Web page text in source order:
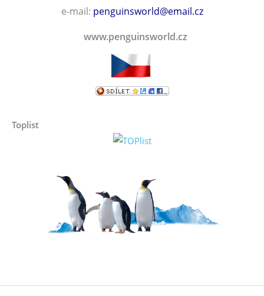
e-mail: penguinsworld@email.cz
www.penguinsworld.cz
Toplist